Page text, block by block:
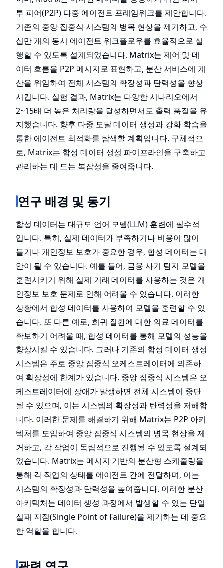
투 피어(P2P) 다중 에이전트 프레임워크를 제안합니다.
기존의 중앙 집중식 시스템의 병목 현상을 제거하고, 수
십만 개의 동시 에이전트 워크플로우를 효율적으로 실
행할 수 있도록 설계되었습니다. Matrix는 제어 및 데
이터 흐름을 P2P 메시지로 표현하고, 분산 서비스에 계
산을 위임하여 전체 시스템의 확장성과 탄력성을 향상
시킵니다. 실험 결과, Matrix는 다양한 시나리오에서
2~15배 더 높은 처리량을 달성하면서도 출력 품질을 유
지했습니다. 향후 다중 모달 데이터 생성과 강화 학습을
통한 에이전트 최적화를 탐색할 계획입니다. 구체적으
로, Matrix는 합성 데이터 생성 파이프라인을 구축하고
관리하는 데 드는 복잡성을 줄여줍니다.
연구 배경 및 동기
합성 데이터는 대규모 언어 모델(LLM) 훈련에 필수적
입니다. 특히, 실제 데이터가 부족하거나 비용이 많이
들거나 개인정보 보호가 중요한 경우, 합성 데이터는 대
안이 될 수 있습니다. 예를 들어, 금융 사기 탐지 모델을
훈련시키기 위해 실제 거래 데이터를 사용하는 것은 개
인정보 보호 문제로 인해 어려울 수 있습니다. 이러한
상황에서 합성 데이터를 사용하여 모델을 훈련할 수 있
습니다. 또 다른 예로, 희귀 질환에 대한 의료 데이터를
확보하기 어려울 때, 합성 데이터를 통해 모델의 성능을
향상시킬 수 있습니다. 그러나 기존의 합성 데이터 생성
시스템은 주로 중앙 집중식 오케스트레이터에 의존하
여 확장성에 한계가 있습니다. 중앙 집중식 시스템은 오
케스트레이터에 장애가 발생하면 전체 시스템이 중단
될 수 있으며, 이는 시스템의 확장성과 탄력성을 저해합
니다. 이러한 문제를 해결하기 위해 Matrix는 P2P 아키
텍처를 도입하여 중앙 집중식 시스템의 병목 현상을 제
거하고, 각 작업이 독립적으로 진행될 수 있도록 설계되
었습니다. Matrix는 메시지 기반의 분산형 스케줄링을
통해 각 작업의 상태를 에이전트 간에 전달하며, 이는
시스템의 확장성과 탄력성을 높여줍니다. 이러한 분산
아키텍처는 데이터 생성 과정에서 발생할 수 있는 단일
실패 지점(Single Point of Failure)을 제거하는 데 중요
한 역할을 합니다.